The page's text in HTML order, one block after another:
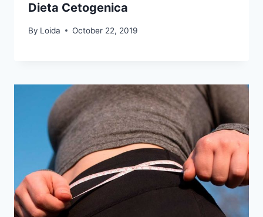
Dieta Cetogenica
By Loida October 22, 2019